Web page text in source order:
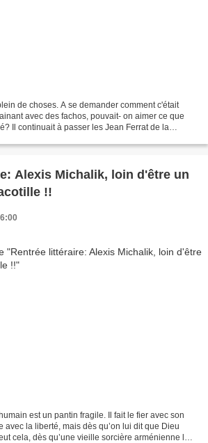
de choses. A se demander comment c'était
avec des fachos, pouvait- on aimer ce que
Il continuait à passer les Jean Ferrat de la
Alexis Michalik, loin d'être un
!!
est un pantin fragile. Il fait le fier avec son
avec la liberté, mais dès qu’on lui dit que Dieu
cela, dès qu’une vieille sorcière arménienne lui